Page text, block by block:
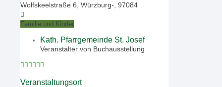
Wolfskeelstraße 6, Würzburg-, 97084
Familie und Kinder
Kath. Pfarrgemeinde St. Josef
Veranstalter von Buchausstellung
Veranstaltungsort